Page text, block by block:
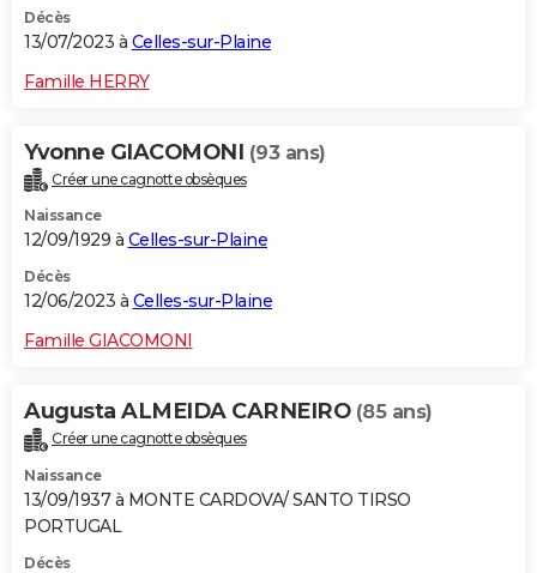
Décès
13/07/2023 à Celles-sur-Plaine
Famille HERRY
Yvonne GIACOMONI (93 ans)
Créer une cagnotte obsèques
Naissance
12/09/1929 à Celles-sur-Plaine
Décès
12/06/2023 à Celles-sur-Plaine
Famille GIACOMONI
Augusta ALMEIDA CARNEIRO (85 ans)
Créer une cagnotte obsèques
Naissance
13/09/1937 à MONTE CARDOVA/ SANTO TIRSO
PORTUGAL
Décès